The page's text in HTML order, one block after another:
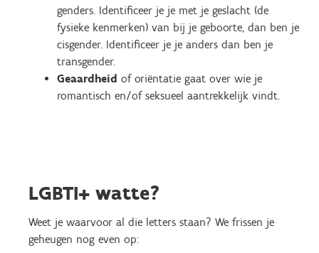
genders. Identificeer je je met je geslacht (de
fysieke kenmerken) van bij je geboorte, dan ben je
cisgender. Identificeer je je anders dan ben je
transgender.
Geaardheid of oriëntatie gaat over wie je
romantisch en/of seksueel aantrekkelijk vindt.
LGBTI+ watte?
Weet je waarvoor al die letters staan? We frissen je
geheugen nog even op: